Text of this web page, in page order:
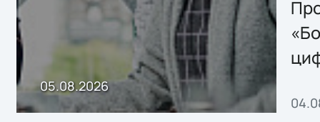
Storage 2.x для
хранения данных
05.08.2026